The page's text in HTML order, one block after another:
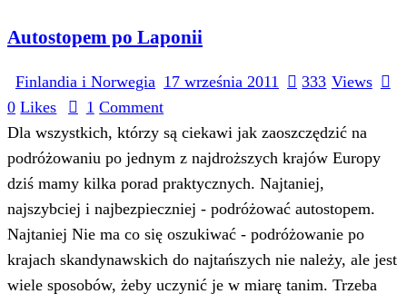
Autostopem po Laponii
Finlandia i Norwegia 17 września 2011 333 Views
0 Likes 1 Comment
Dla wszystkich, którzy są ciekawi jak zaoszczędzić na
podróżowaniu po jednym z najdroższych krajów Europy
dziś mamy kilka porad praktycznych. Najtaniej,
najszybciej i najbezpieczniej - podróżować autostopem.
Najtaniej Nie ma co się oszukiwać - podróżowanie po
krajach skandynawskich do najtańszych nie należy, ale jest
wiele sposobów, żeby uczynić je w miarę tanim. Trzeba